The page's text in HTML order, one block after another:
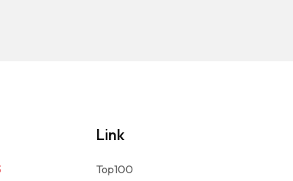
Link
Top100